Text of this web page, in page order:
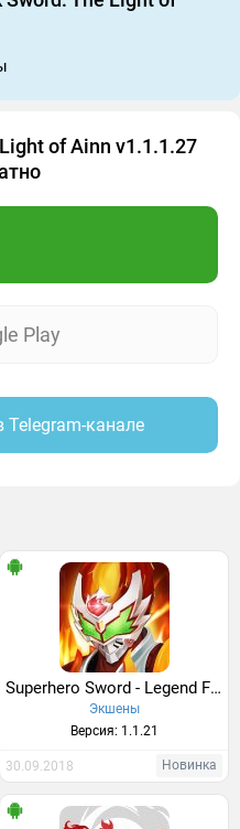
of Ainn v1.1.1.27
Play
канале
Superhero Sword - Legend Future Fight: Action RPG
Экшены
Версия: 1.1.21
30.09.2018 Новинка